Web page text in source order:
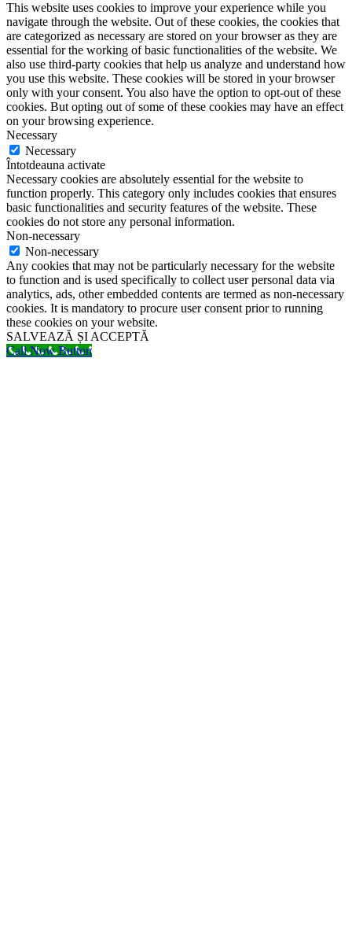
This website uses cookies to improve your experience while you
navigate through the website. Out of these cookies, the cookies that
are categorized as necessary are stored on your browser as they are
essential for the working of basic functionalities of the website. We
also use third-party cookies that help us analyze and understand how
you use this website. These cookies will be stored in your browser
only with your consent. You also have the option to opt-out of these
cookies. But opting out of some of these cookies may have an effect
on your browsing experience.
Necessary
Necessary
Întotdeauna activate
Necessary cookies are absolutely essential for the website to
function properly. This category only includes cookies that ensures
basic functionalities and security features of the website. These
cookies do not store any personal information.
Non-necessary
Non-necessary
Any cookies that may not be particularly necessary for the website
to function and is used specifically to collect user personal data via
analytics, ads, other embedded contents are termed as non-necessary
cookies. It is mandatory to procure user consent prior to running
these cookies on your website.
SALVEAZĂ ȘI ACCEPTĂ
Call Now Button